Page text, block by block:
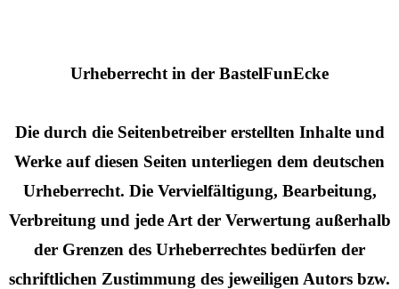
Urheberrecht in der BastelFunEcke
Die durch die Seitenbetreiber erstellten Inhalte und
Werke auf diesen Seiten unterliegen dem deutschen
Urheberrecht. Die Vervielfältigung, Bearbeitung,
Verbreitung und jede Art der Verwertung außerhalb
der Grenzen des Urheberrechtes bedürfen der
schriftlichen Zustimmung des jeweiligen Autors bzw.